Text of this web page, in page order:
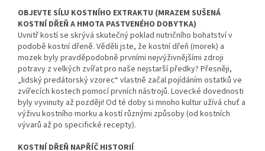
OBJEVTE SÍLU KOSTNÍHO EXTRAKTU (MRAZEM SUŠENÁ
KOSTNÍ DŘEŇ A HMOTA PASTVENÉHO DOBYTKA)
Uvnitř kostí se skrývá skutečný poklad nutričního bohatství v
podobě kostní dřeně. Věděli jste, že kostní dřeň (morek) a
mozek byly pravděpodobně prvními nejvýživnějšími zdroji
potravy z velkých zvířat pro naše nejstarší předky? Přesněji,
„lidský predátorský vzorec“ vlastně začal pojídáním ostatků ve
zvířecích kostech pomocí prvních nástrojů. Lovecké dovednosti
byly vyvinuty až později! Od té doby si mnoho kultur užívá chuť a
výživu kostního morku a kostí různými způsoby (od kostních
vývarů až po specifické recepty).
KOSTNÍ DŘEŇ NAPŘÍČ HISTORIÍ